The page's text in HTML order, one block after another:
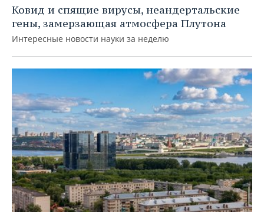
Ковид и спящие вирусы, неандертальские
гены, замерзающая атмосфера Плутона
Интересные новости науки за неделю